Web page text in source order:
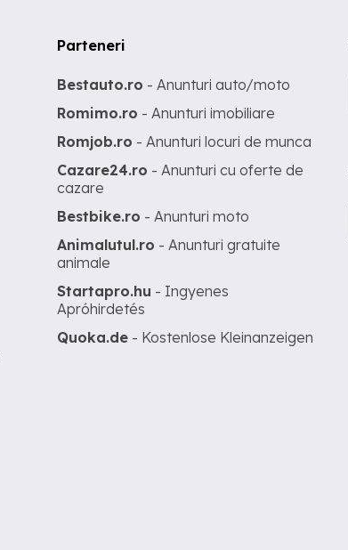
Parteneri
Bestauto.ro - Anunturi auto/moto
Romimo.ro - Anunturi imobiliare
Romjob.ro - Anunturi locuri de munca
Cazare24.ro - Anunturi cu oferte de
cazare
Bestbike.ro - Anunturi moto
Animalutul.ro - Anunturi gratuite
animale
Startapro.hu - Ingyenes
Apróhirdetés
Quoka.de - Kostenlose Kleinanzeigen